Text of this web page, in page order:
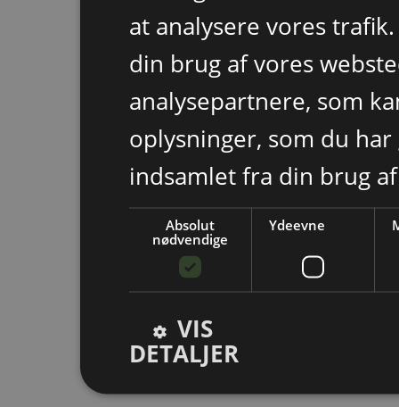
at analysere vores
din brug af vores
analysepartnere, som
oplysninger, som du
indsamlet fra din brug
Absolut
nødvendige
Ydeevne
VIS
DETALJER